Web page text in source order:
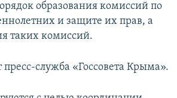
образования комиссий по
и защите их прав, а
таких комиссий.
пресс-служба «Госсовета Крыма».